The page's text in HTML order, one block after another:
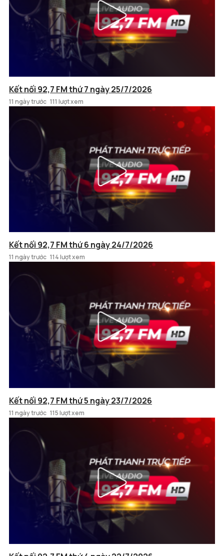
Kết nối 92,7 FM thứ 7 ngày 25/7/2026
11 ngày trước 111 lượt xem
Kết nối 92,7 FM thứ 6 ngày 24/7/2026
11 ngày trước 114 lượt xem
Kết nối 92,7 FM thứ 5 ngày 23/7/2026
11 ngày trước 115 lượt xem